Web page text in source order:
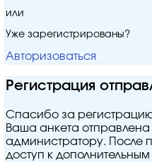
или
Уже зарегистрированы?
Авторизоваться
Регистрация
Спасибо за регистрацию
Ваша анкета
администратору. После
доступ к